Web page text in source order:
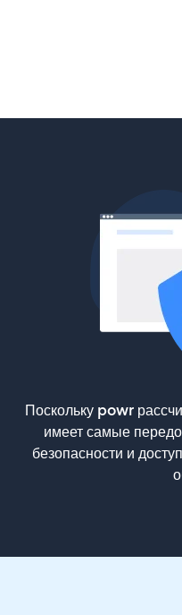
Поскольку powr
имеет самые
безопасности и